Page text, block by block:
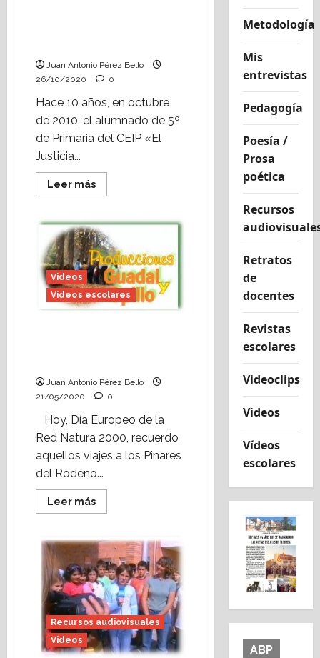
Juan Antonio Pérez Bello
26/10/2020
0
Hace 10 años, en octubre
de 2010, el alumnado de 5º
de Primaria del CEIP «El
Justicia...
Leer másLeer
más
Hace
10
años
el
alumnado
de
Alcorisa
visitó
La
Alfranca
2010)
Videos
Vídeos escolares
Juan Antonio Pérez Bello
21/05/2020
0
Hoy, Día Europeo de la
Red Natura 2000, recuerdo
aquellos viajes a los Pinares
del Rodeno...
Leer másLeer
más
Reportaje
de
una
excursión
a
los
Pinares
del
Rodeno
(2004).
Recursos audiovisuales
Videos
Metodología
Mis
entrevistas
Pedagogía
Poesía /
Prosa
poética
Recursos
Retratos
de
docentes
Revistas
escolares
Videoclips
Videos
Vídeos
escolares
ABP